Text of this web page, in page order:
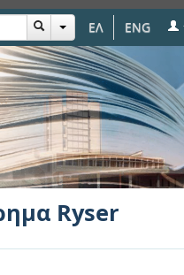
ΕΛ ENG
Ryser